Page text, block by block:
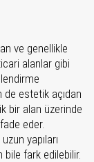
ve genellikle
alanlar gibi
estetik açıdan
bir alan üzerinde
eder.
yapıları
fark edilebilir.